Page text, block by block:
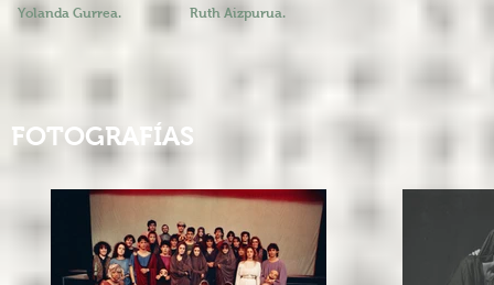
Yolanda Gurrea.
Ruth Aizpurua.
FOTOGRAFÍAS